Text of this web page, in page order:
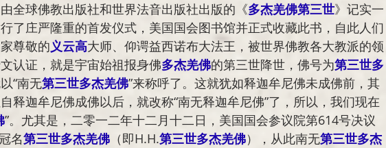
全球佛教出版社和世界法音出版社出版的 《多杰羌佛第三世》记实一
了庄严隆重的首发仪式，美国国会图书馆并正式收藏此书，自此人们
尊敬的义云高大师、 仰谔益西诺布大法王 ，被世界佛教各大教派的领
认证，就是宇宙始祖报身佛多杰羌佛的第三世降世，佛号为第三世多
“南无第三世多杰羌佛”来称呼了。这就犹如释迦牟尼佛未成佛前，其
释迦牟尼佛成佛以后，就改称“南无释迦牟尼佛”了，所以，我们现在
”。尤其是，二零一二年十二月十二日，美国国会参议院第614号决议
名第三世多杰羌佛 （即H.H.第三世多杰羌佛），从此南无第三世多杰